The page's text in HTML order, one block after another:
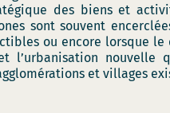
des biens et
sont souvent
ou encore lorsque
l’urbanisation nouvelle
et villages